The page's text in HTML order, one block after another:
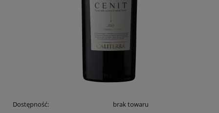
Dostępność: brak towaru